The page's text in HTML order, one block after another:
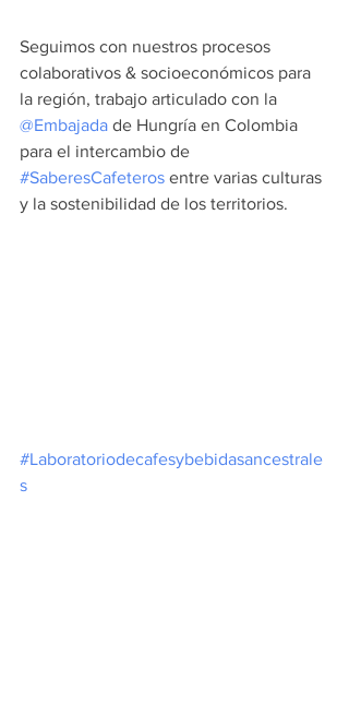
Seguimos con nuestros procesos
colaborativos & socioeconómicos para
la región, trabajo articulado con la
@Embajada de Hungría en Colombia
para el intercambio de
#SaberesCafeteros entre varias culturas
y la sostenibilidad de los territorios.
#Laboratoriodecafesybebidasancestrale
s